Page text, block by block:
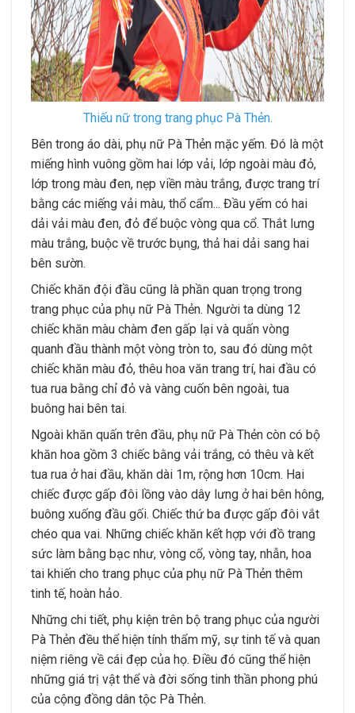
Thiếu nữ trong trang phục Pà Thẻn.
Bên trong áo dài, phụ nữ Pà Thẻn mặc yếm. Đó là một
miếng hình vuông gồm hai lớp vải, lớp ngoài màu đỏ,
lớp trong màu đen, nẹp viền màu trắng, được trang trí
bằng các miếng vải màu, thổ cẩm... Đầu yếm có hai
dải vải màu đen, đỏ để buộc vòng qua cổ. Thắt lưng
màu trắng, buộc về trước bụng, thả hai dải sang hai
bên sườn.
Chiếc khăn đội đầu cũng là phần quan trọng trong
trang phục của phụ nữ Pà Thẻn. Người ta dùng 12
chiếc khăn màu chàm đen gấp lại và quấn vòng
quanh đầu thành một vòng tròn to, sau đó dùng một
chiếc khăn màu đỏ, thêu hoa văn trang trí, hai đầu có
tua rua bằng chỉ đỏ và vàng cuốn bên ngoài, tua
buông hai bên tai.
Ngoài khăn quấn trên đầu, phụ nữ Pà Thẻn còn có bộ
khăn hoa gồm 3 chiếc bằng vải trắng, có thêu và kết
tua rua ở hai đầu, khăn dài 1m, rộng hơn 10cm. Hai
chiếc được gấp đôi lồng vào dây lưng ở hai bên hông,
buông xuống đầu gối. Chiếc thứ ba được gấp đôi vắt
chéo qua vai. Những chiếc khăn kết hợp với đồ trang
sức làm bằng bạc như, vòng cổ, vòng tay, nhẫn, hoa
tai khiến cho trang phục của phụ nữ Pà Thẻn thêm
tinh tế, hoàn hảo.
Những chi tiết, phụ kiện trên bộ trang phục của người
Pà Thẻn đều thể hiện tính thẩm mỹ, sự tinh tế và quan
niệm riêng về cái đẹp của họ. Điều đó cũng thể hiện
những giá trị vật thể và đời sống tinh thần phong phú
của cộng đồng dân tộc Pà Thẻn.